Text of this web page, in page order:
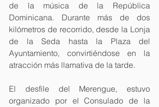
de la música de la República
Dominicana. Durante más de dos
kilómetros de recorrido, desde la Lonja
de la Seda hasta la Plaza del
Ayuntamiento, convirtiéndose en la
atracción más llamativa de la tarde.
El desfile del Merengue, estuvo
organizado por el Consulado de la